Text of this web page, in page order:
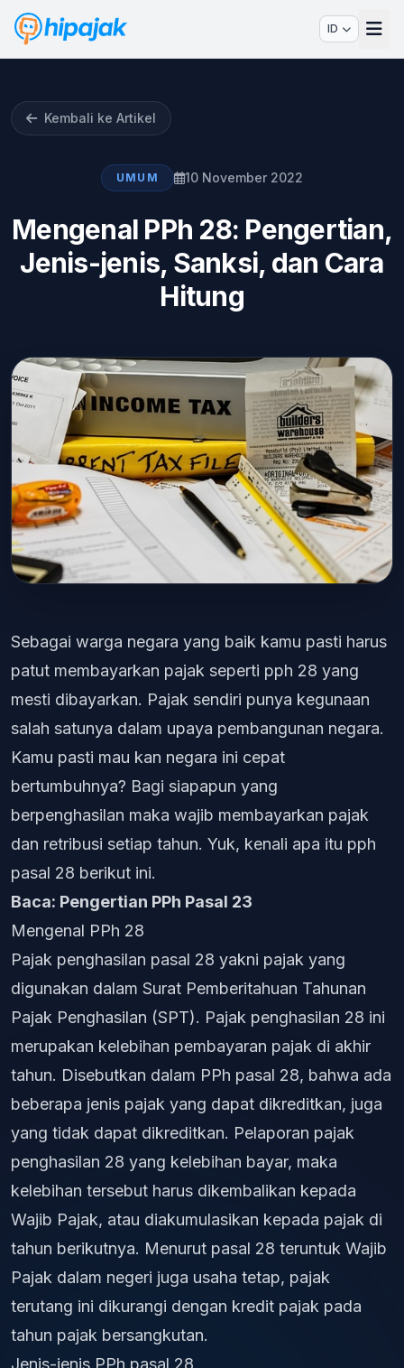
ID
Kembali ke Artikel
UMUM 10 November 2022
Mengenal PPh 28: Pengertian,
Jenis-jenis, Sanksi, dan Cara
Hitung
Sebagai warga negara yang baik kamu pasti harus
patut membayarkan pajak seperti pph 28 yang
mesti dibayarkan. Pajak sendiri punya kegunaan
salah satunya dalam upaya pembangunan negara.
Kamu pasti mau kan negara ini cepat
bertumbuhnya? Bagi siapapun yang
berpenghasilan maka wajib membayarkan pajak
dan retribusi setiap tahun. Yuk, kenali apa itu pph
pasal 28 berikut ini.
Baca: Pengertian PPh Pasal 23
Mengenal PPh 28
Pajak penghasilan pasal 28 yakni pajak yang
digunakan dalam Surat Pemberitahuan Tahunan
Pajak Penghasilan (SPT). Pajak penghasilan 28 ini
merupakan kelebihan pembayaran pajak di akhir
tahun. Disebutkan dalam PPh pasal 28, bahwa ada
beberapa jenis pajak yang dapat dikreditkan, juga
yang tidak dapat dikreditkan. Pelaporan pajak
penghasilan 28 yang kelebihan bayar, maka
kelebihan tersebut harus dikembalikan kepada
Wajib Pajak, atau diakumulasikan kepada pajak di
tahun berikutnya. Menurut pasal 28 teruntuk Wajib
Pajak dalam negeri juga usaha tetap, pajak
terutang ini dikurangi dengan kredit pajak pada
tahun pajak bersangkutan.
Jenis-jenis PPh pasal 28